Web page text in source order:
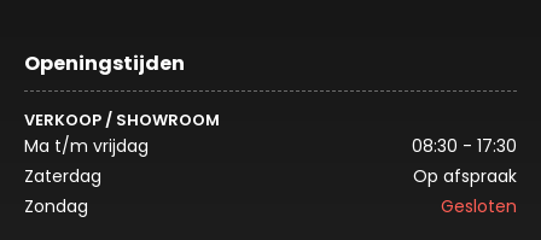
Openingstijden
VERKOOP / SHOWROOM
Ma t/m vrijdag
08:30 - 17:30
Zaterdag
Op afspraak
Zondag
Gesloten